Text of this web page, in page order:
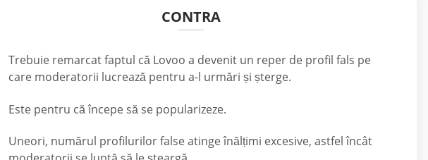
CONTRA
Trebuie remarcat faptul că Lovoo a devenit un reper de profil fals pe
care moderatorii lucrează pentru a-l urmări și șterge.
Este pentru că începe să se popularizeze.
Uneori, numărul profilurilor false atinge înălțimi excesive, astfel încât